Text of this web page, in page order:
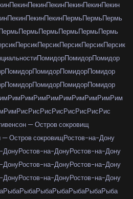
ПекинПекинПекинПекинПекинПекин
ПекинПекинПекинПермьПермьПермь
ПермьПермьПермьПермьПермь
ПерсикПерсикПерсикПерсикПерсик
ПомидорПомидорПомидор
ПомидорПомидорПомидорПомидор
ПомидорПомидорПомидорПомидор
РимРимРимРимРимРимРимРимРим
РимРисРисРисРисРисРисРисРис
— Остров сокровищ
— Остров сокровищРостов-на-Дону
ДонуРостов-на-ДонуРостов-на-Дону
ДонуРостов-на-ДонуРостов-на-Дону
ДонуРостов-на-ДонуРостов-на-Дону
РыбаРыбаРыбаРыбаРыбаРыбаРыба